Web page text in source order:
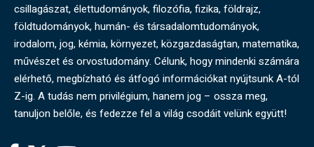
csillagászat, élettudományok, filozófia, fizika, földrajz,
földtudományok, humán- és társadalomtudományok,
irodalom, jog, kémia, környezet, közgazdaságtan, matematika,
művészet és orvostudomány. Célunk, hogy mindenki számára
elérhető, megbízható és átfogó információkat nyújtsunk A-tól
Z-ig. A tudás nem privilégium, hanem jog – ossza meg,
tanuljon belőle, és fedezze fel a világ csodáit velünk együtt!